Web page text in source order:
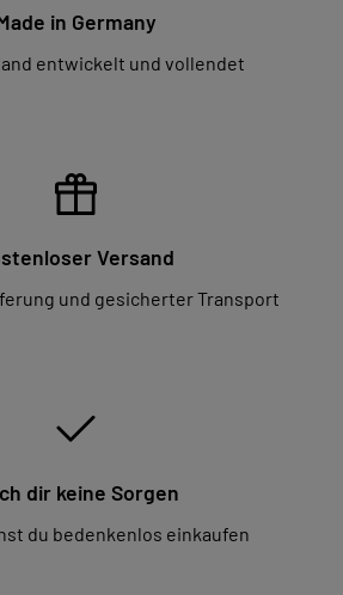
in Germany
entwickelt und vollendet
Versand
und gesicherter Transport
dir keine Sorgen
du bedenkenlos einkaufen